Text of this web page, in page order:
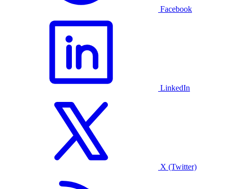
Facebook
LinkedIn
X (Twitter)